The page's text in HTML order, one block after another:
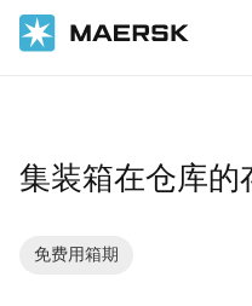
集装箱在仓库的
免费用箱期